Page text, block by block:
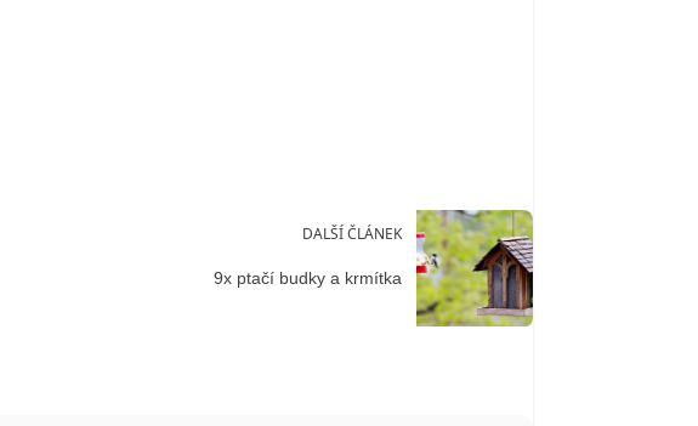
DALŠÍ ČLÁNEK
9x ptačí budky a krmítka